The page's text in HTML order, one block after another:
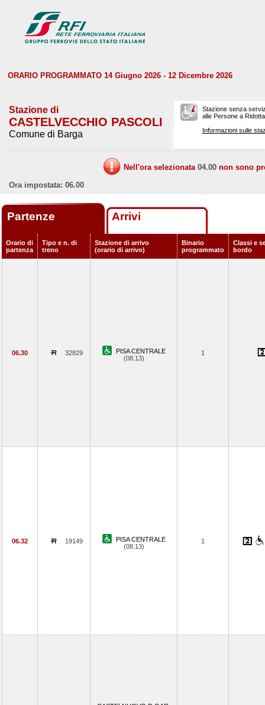
ORARIO PROGRAMMATO 14 Giugno 2026 - 12 Dicembre 2026
Stazione di
CASTELVECCHIO PASCOLI
Comune di Barga
Stazione senza
alle Persone a
Informazioni sulle
Nell'ora selezionata 04.00 non sono
Ora impostata: 06.00
Partenze Arrivi
Orario di
partenza
Tipo e n. di
treno
Stazione di arrivo
(orario di arrivo)
Binario
programmato
Classi e
bordo
06.30 32829
PISA CENTRALE
(08.13)
1
06.32 19149
PISA CENTRALE
(08.13)
1